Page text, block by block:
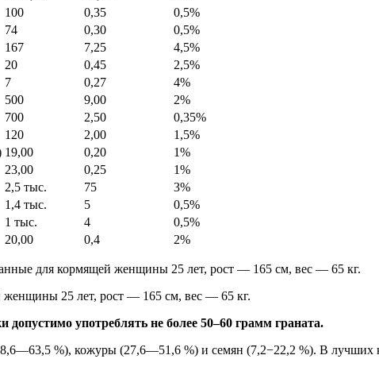
100 0,35
0,5%
74 0,30
0,5%
167 7,25
4,5%
20 0,45
2,5%
7 0,27
4%
500 9,00
2%
700 2,50
0,35%
120 2,00
1,5%
19,00 0,20
1%
23,00 0,25
1%
2,5 тыс. 75
3%
1,4 тыс. 5
0,5%
1 тыс. 4
0,5%
20,00 0,4 2%
для кормящей женщины 25 лет, рост — 165 см, вес — 65 кг.
25 лет, рост — 165 см, вес — 65 кг.
употреблять не более 50–60 грамм граната.
%), кожуры (27,6—51,6 %) и семян (7,2−22,2 %). В лучших